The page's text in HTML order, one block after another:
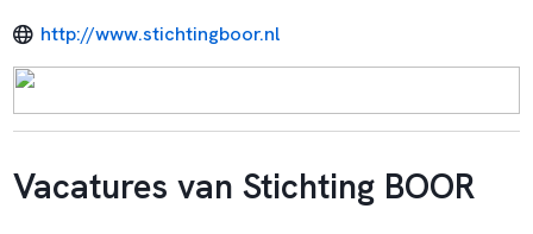
http://www.stichtingboor.nl
Vacatures van Stichting BOOR